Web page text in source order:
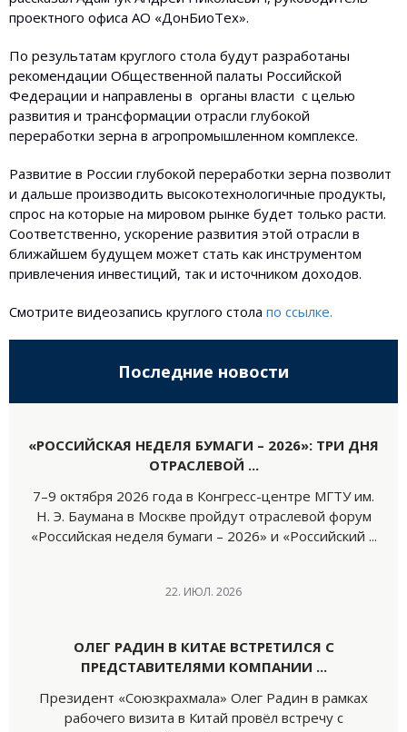
проектного офиса АО «ДонБиоТех».
По результатам круглого стола будут разработаны
рекомендации Общественной палаты Российской
Федерации и направлены в органы власти с целью
развития и трансформации отрасли глубокой
переработки зерна в агропромышленном комплексе.
Развитие в России глубокой переработки зерна позволит
и дальше производить высокотехнологичные продукты,
спрос на которые на мировом рынке будет только расти.
Соответственно, ускорение развития этой отрасли в
ближайшем будущем может стать как инструментом
привлечения инвестиций, так и источником доходов.
Смотрите видеозапись круглого стола по ссылке.
Последние новости
«РОССИЙСКАЯ НЕДЕЛЯ БУМАГИ – 2026»: ТРИ ДНЯ
ОТРАСЛЕВОЙ ...
7–9 октября 2026 года в Конгресс-центре МГТУ им.
Н. Э. Баумана в Москве пройдут отраслевой форум
«Российская неделя бумаги – 2026» и «Российский ...
22. ИЮЛ. 2026
ОЛЕГ РАДИН В КИТАЕ ВСТРЕТИЛСЯ С
ПРЕДСТАВИТЕЛЯМИ КОМПАНИИ ...
Президент «Союзкрахмала» Олег Радин в рамках
рабочего визита в Китай провёл встречу с